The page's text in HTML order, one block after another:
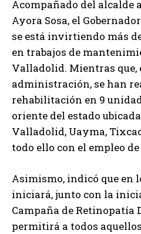
Acompañado del alcalde
Ayora Sosa, el
se está invirtiendo más
en trabajos de
Valladolid. Mientras que,
administración, se han
rehabilitación en 9
oriente del estado
Valladolid, Uayma,
todo ello con el empleo
Asimismo, indicó que en
iniciará, junto con la
Campaña de Retinopatía
permitirá a todos